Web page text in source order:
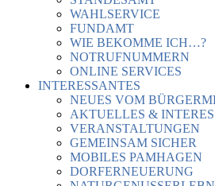
WAHLSERVICE
FUNDAMT
WIE BEKOMME ICH…?
NOTRUFNUMMERN
ONLINE SERVICES
INTERESSANTES
NEUES VOM
AKTUELLES &
VERANSTALTUNGEN
GEMEINSAM SICHER
MOBILES PAMHAGEN
DORFERNEUERUNG